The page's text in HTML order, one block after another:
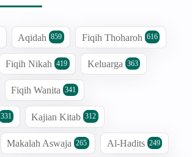
Aqidah 859 Fiqih Thoharoh 616
Fiqih Nikah 419 Keluarga 363
Fiqih Wanita 341
331 Kajian Kitab 312
Makalah Aswaja 265 Al-Hadits 249